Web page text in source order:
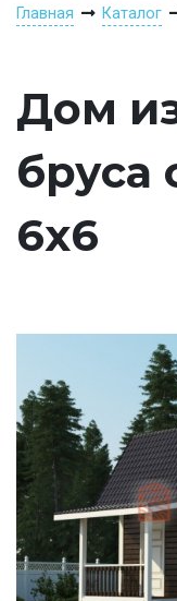
Главная Каталог
Дом
бруса
6х6